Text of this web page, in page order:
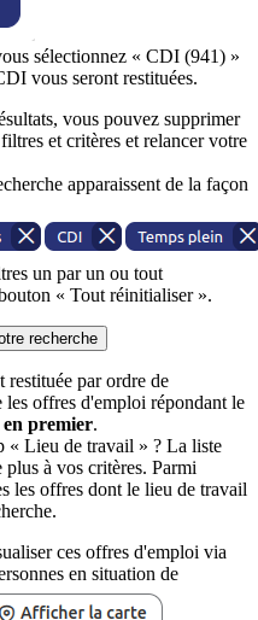
sélectionnez « CDI (941) »
vous seront restituées.
vous pouvez supprimer
et critères et relancer votre
apparaissent de la façon
un par un ou tout
« Tout réinitialiser ».
recherche
restituée par ordre de
offres d'emploi répondant le
premier.
« Lieu de travail » ? La liste
à vos critères. Parmi
les offres dont le lieu de travail
ces offres d'emploi via
en situation de